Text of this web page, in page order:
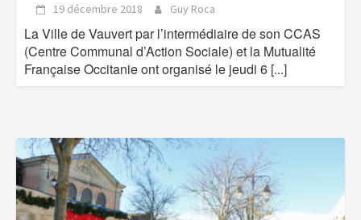
19 décembre 2018 Guy Roca
La Ville de Vauvert par l’intermédiaire de son CCAS
(Centre Communal d’Action Sociale) et la Mutualité
Française Occitanie ont organisé le jeudi 6 [...]